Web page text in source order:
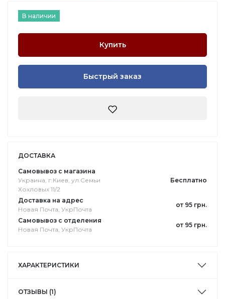
В наличии
Купить
Быстрый заказ
ДОСТАВКА
Самовывоз с магазина
Украина, г.Киев, ул.Семьи
Хохловых 11/2
Бесплатно
Доставка на адрес
Новая Почта, УкрПочта
от 95 грн.
Самовывоз с отделения
Новая Почта, УкрПочта
от 95 грн.
ХАРАКТЕРИСТИКИ
ОТЗЫВЫ (1)